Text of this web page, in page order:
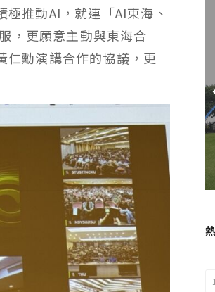
推動AI，就連「AI東海、
，更願意主動與東海合
仁勳演講合作的協議，更